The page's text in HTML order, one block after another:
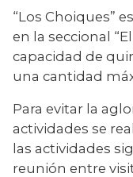
“Los Choiques”
en la seccional
capacidad de
una cantidad
Para evitar la
actividades se
las actividades
reunión entre